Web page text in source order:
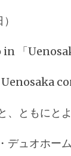
「
Uenosaka
、ともにと
デュオホー